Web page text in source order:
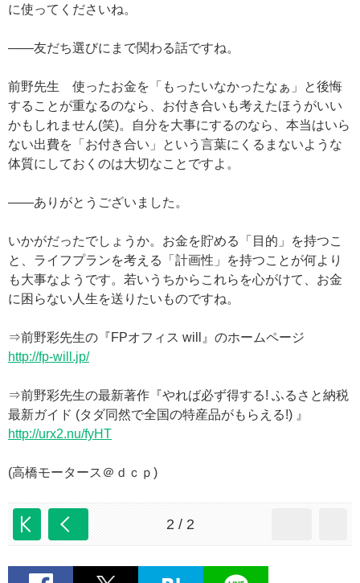
に使ってくださいね。
——友だち選びにまで関わる話ですね。
前野先生 使ったお金を「もったいなかったなぁ」と後悔
することが重なるのなら、お付き合いも考えたほうがいい
かもしれません(笑)。自分を大事にするのなら、本当はいら
ない出費を「お付き合い」という言葉にくるまないような
体質にしておくのは大切なことですよ。
——ありがとうございました。
いかがだったでしょうか。お金を貯める「目的」を持つこ
と、ライフプランを考える「計画性」を持つことが何より
も大事なようです。若いうちからこれらを心がけて、お金
に困らない人生を送りたいものですね。
⇒前野彩先生の『FPオフィス will』のホームページ
http://fp-will.jp/
⇒前野彩先生の最新著作『やれば必ず得する! ふるさと納税
最新ガイド (タダ同然で全国の特産品がもらえる!) 』
http://urx2.nu/fyHT
(高橋モータース＠ｄｃｐ)
2 / 2